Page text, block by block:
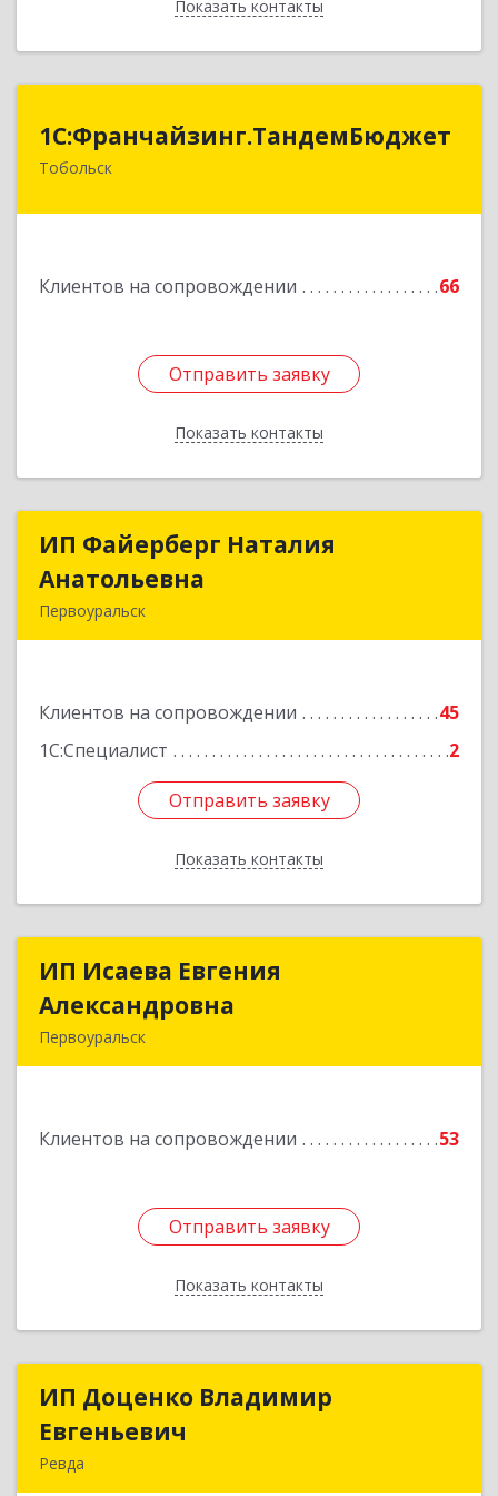
Показать контакты
Назад
1С:Франчайзинг.ТандемБюджет
Тобольск
Клиентов на сопровождении 66
Отправить заявку
Показать контакты
1С:Франчайзинг.ТандемБюджет
Отправить заявку
Назад
ИП Файерберг Наталия
Анатольевна
Первоуральск
Клиентов на сопровождении
45
1С:Специалист
2
Отправить заявку
Показать контакты
ИП Файерберг Наталия
Подробнее
Отправить заявку
Назад
ИП Исаева Евгения
Александровна
Первоуральск
Клиентов на сопровождении 53
Отправить заявку
Показать контакты
ИП Исаева Евгения
Отправить заявку
Назад
ИП Доценко Владимир
Евгеньевич
Ревда
ИП Доценко Владимир